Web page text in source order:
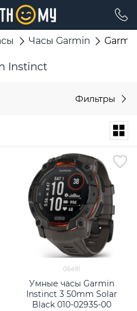
Часы Garmin
Instinct
Фильтры
06491
Умные часы Garmin
Instinct 3 50mm Solar
Black 010-02935-00